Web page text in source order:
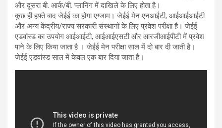
और दूसरा बी. आर्क/बी. प्लानिंग में दाखिले के लिए होता है।
कुछ ही हफ्ते बाद जेईई का होगा एग्जाम। जेईई मेन एनआईटी, आईआईआईटी
और अन्य केंद्रीय/राज्य सरकारी संस्थानों के लिए प्रवेश परीक्षा है। जेईई
एडवांस्ड का उपयोग आईआईटी, आईआईएसटी और आरजीआईपीटी में प्रवेश
पाने के लिए किया जाता है । जेईई मेन परीक्षा साल में दो बार दी जाती है।
जेईई एडवांस्ड साल में केवल एक बार दिया जाता है।